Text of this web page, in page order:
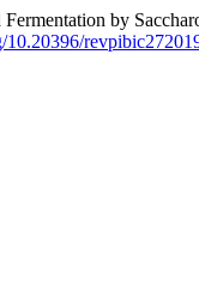
by
10.20396/